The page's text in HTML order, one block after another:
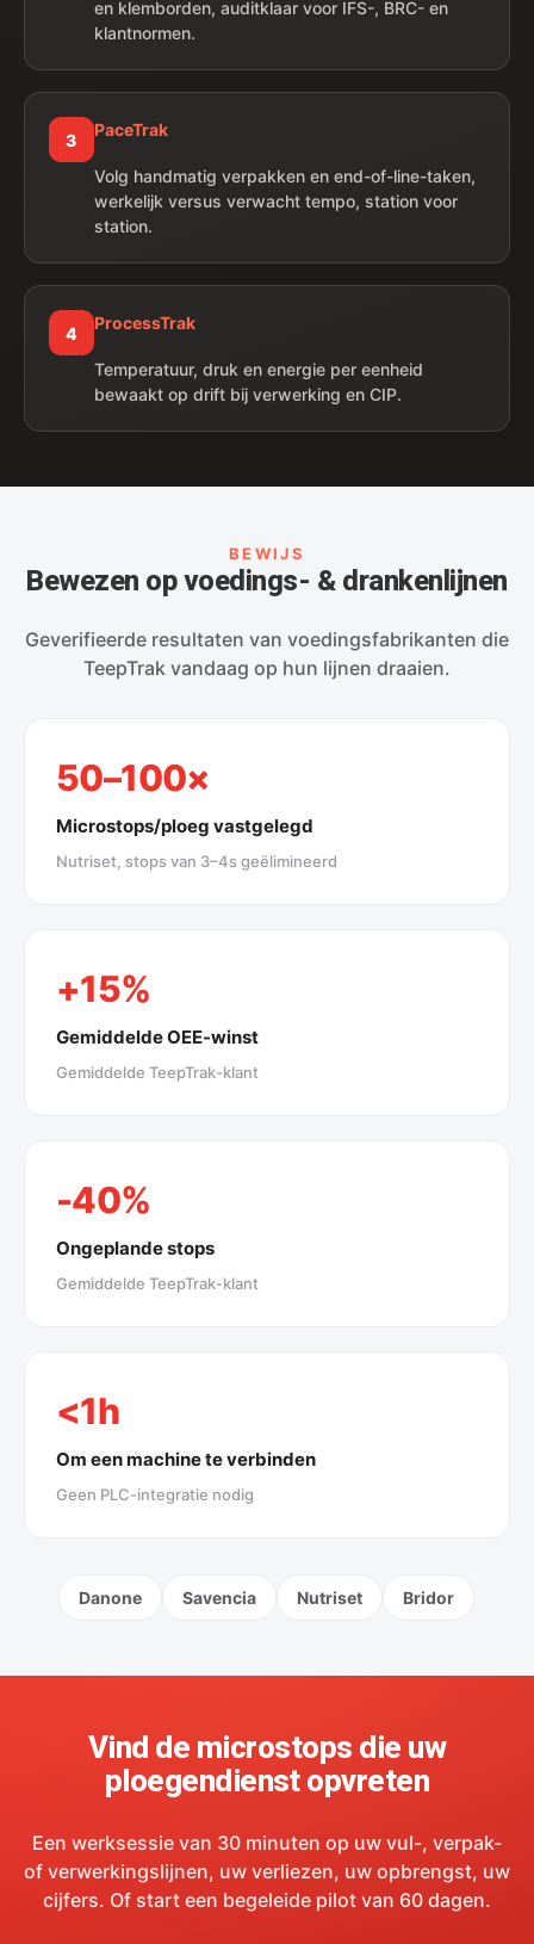
en klemborden, auditklaar voor IFS-, BRC- en
klantnormen.
3 PaceTrak
Volg handmatig verpakken en end-of-line-taken,
werkelijk versus verwacht tempo, station voor
station.
4 ProcessTrak
Temperatuur, druk en energie per eenheid
bewaakt op drift bij verwerking en CIP.
BEWIJS
Bewezen op voedings- & drankenlijnen
Geverifieerde resultaten van voedingsfabrikanten die
TeepTrak vandaag op hun lijnen draaien.
50–100×
Microstops/ploeg vastgelegd
Nutriset, stops van 3–4s geëlimineerd
+15%
Gemiddelde OEE-winst
Gemiddelde TeepTrak-klant
-40%
Ongeplande stops
Gemiddelde TeepTrak-klant
<1h
Om een machine te verbinden
Geen PLC-integratie nodig
Danone Savencia Nutriset Bridor
Vind de microstops die uw
ploegendienst opvreten
Een werksessie van 30 minuten op uw vul-, verpak-
of verwerkingslijnen, uw verliezen, uw opbrengst, uw
cijfers. Of start een begeleide pilot van 60 dagen.